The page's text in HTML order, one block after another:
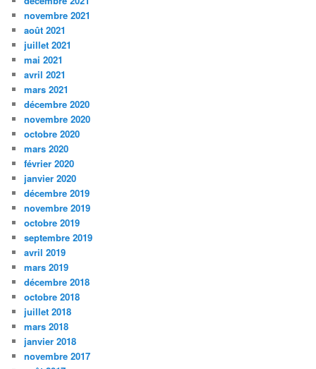
novembre 2021
août 2021
juillet 2021
mai 2021
avril 2021
mars 2021
décembre 2020
novembre 2020
octobre 2020
mars 2020
février 2020
janvier 2020
décembre 2019
novembre 2019
octobre 2019
septembre 2019
avril 2019
mars 2019
décembre 2018
octobre 2018
juillet 2018
mars 2018
janvier 2018
novembre 2017